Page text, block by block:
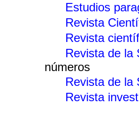
Estudios
Revista
Revista
Revista de la
números
Revista de la
Revista